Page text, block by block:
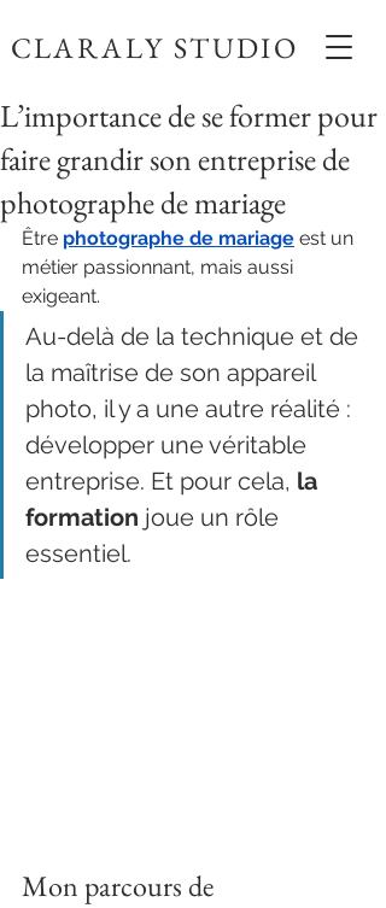
CLARALY STUDIO
L’importance de se former pour
faire grandir son entreprise de
photographe de mariage
Être photographe de mariage est un
métier passionnant, mais aussi
exigeant.
Au-delà de la technique et de
la maîtrise de son appareil
photo, il y a une autre réalité :
développer une véritable
entreprise. Et pour cela, la
formation joue un rôle
essentiel.
Mon parcours de